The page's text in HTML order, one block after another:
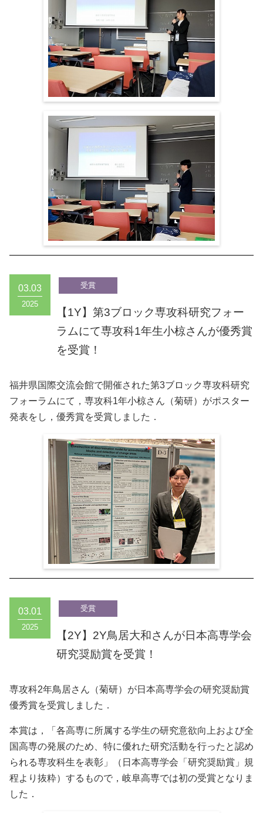
03.03
2025
【1Y】第3ブロック専攻科研究フォー
ラムにて専攻科1年生小椋さんが優秀賞
を受賞！
福井県国際交流会館で開催された第3ブロック専攻科研究
フォーラムにて，専攻科1年小椋さん（菊研）がポスター
発表をし，優秀賞を受賞しました．
03.01
2025
【2Y】2Y鳥居大和さんが日本高専学会
研究奨励賞を受賞！
専攻科2年鳥居さん（菊研）が日本高専学会の研究奨励賞
優秀賞を受賞しました．
本賞は，「各高専に所属する学生の研究意欲向上および全
国高専の発展のため、特に優れた研究活動を行ったと認め
られる専攻科生を表彰」（日本高専学会「研究奨励賞」規
程より抜粋）するもので，岐阜高専では初の受賞となりま
した．